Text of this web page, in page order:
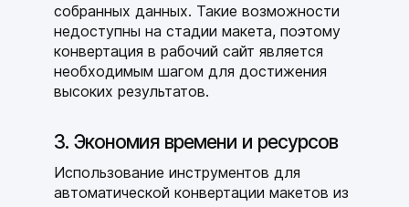
собранных данных. Такие возможности
недоступны на стадии макета, поэтому
конвертация в рабочий сайт является
необходимым шагом для достижения
высоких результатов.
3. Экономия времени и ресурсов
Использование инструментов для
автоматической конвертации макетов из